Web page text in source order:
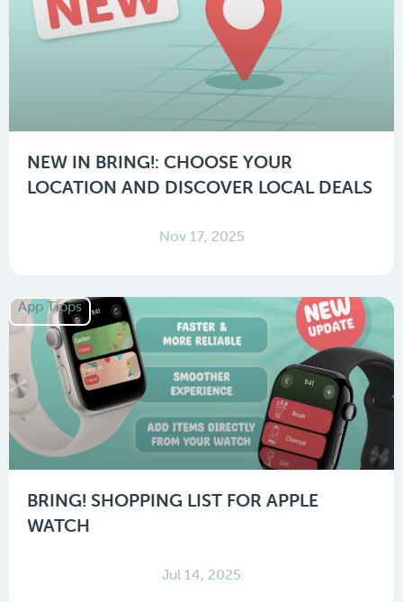
NEW IN BRING!: CHOOSE YOUR
LOCATION AND DISCOVER LOCAL DEALS
Nov 17, 2025
App Tipps
BRING! SHOPPING LIST FOR APPLE
WATCH
Jul 14, 2025